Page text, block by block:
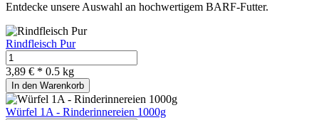
Entdecke unsere Auswahl an hochwertigem BARF-Futter.
Rindfleisch Pur
3,89 € * 0.5 kg
In den Warenkorb
Würfel 1A - Rinderinnereien 1000g